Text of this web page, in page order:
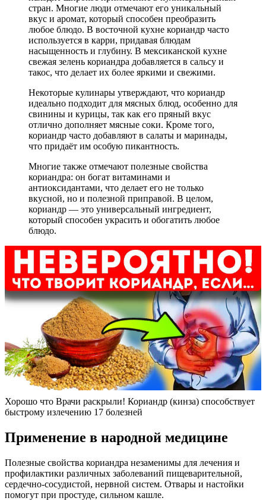
стран. Многие люди отмечают его уникальный
вкус и аромат, который способен преобразить
любое блюдо. В восточной кухне кориандр часто
используется в карри, придавая блюдам
насыщенность и глубину. В мексиканской кухне
свежая зелень кориандра добавляется в сальсу и
такос, что делает их более яркими и свежими.
Некоторые кулинары утверждают, что кориандр
идеально подходит для мясных блюд, особенно для
свинины и курицы, так как его пряный вкус
отлично дополняет мясные соки. Кроме того,
кориандр часто добавляют в салаты и маринады,
что придаёт им особую пикантность.
Многие также отмечают полезные свойства
кориандра: он богат витаминами и
антиоксидантами, что делает его не только
вкусной, но и полезной приправой. В целом,
кориандр — это универсальный ингредиент,
который способен украсить и обогатить любое
блюдо.
Хорошо что Врачи раскрыли! Кориандр (кинза) способствует
быстрому излечению 17 болезней
Применение в народной медицине
Полезные свойства кориандра незаменимы для лечения и
профилактики различных заболеваний пищеварительной,
сердечно-сосудистой, нервной систем. Отвары и настойки
помогут при простуде, сильном кашле.